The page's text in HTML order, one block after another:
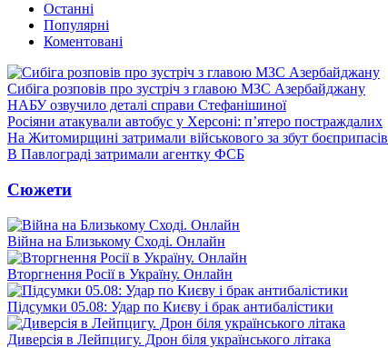
Останні
Популярні
Коментовані
Сибіга розповів про зустріч з главою МЗС Азербайджану
НАБУ озвучило деталі справи Стефанішиної
Росіяни атакували автобус у Херсоні: п’ятеро постраждалих
На Житомирщині затримали військового за збут боєприпасів
В Павлограді затримали агентку ФСБ
Сюжети
Війна на Близькому Сході. Онлайн
Вторгнення Росії в Україну. Онлайн
Підсумки 05.08: Удар по Києву і брак антибалістики
Диверсія в Лейпцигу. Дрон біля українського літака